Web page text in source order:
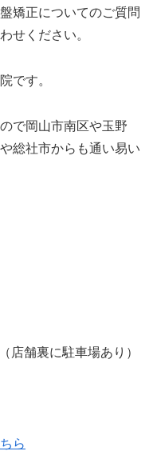
矯正についてのご質問
せください。
です。
で岡山市南区や玉野
総社市からも通い易い
店舗裏に駐車場あり）
ら